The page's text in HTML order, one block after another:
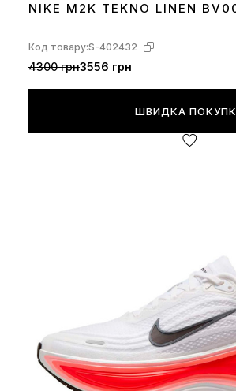
3637 38 3940 41 4243
NIKE M2K TEKNO LINEN
Код товару:S-402432
4300 грн3556 грн
ШВИДКА